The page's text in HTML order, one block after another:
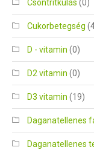
Csontritkulás (0)
Cukorbetegség
D - vitamin (0)
D2 vitamin (0)
D3 vitamin (19)
Daganatellenes
Daganatellenes